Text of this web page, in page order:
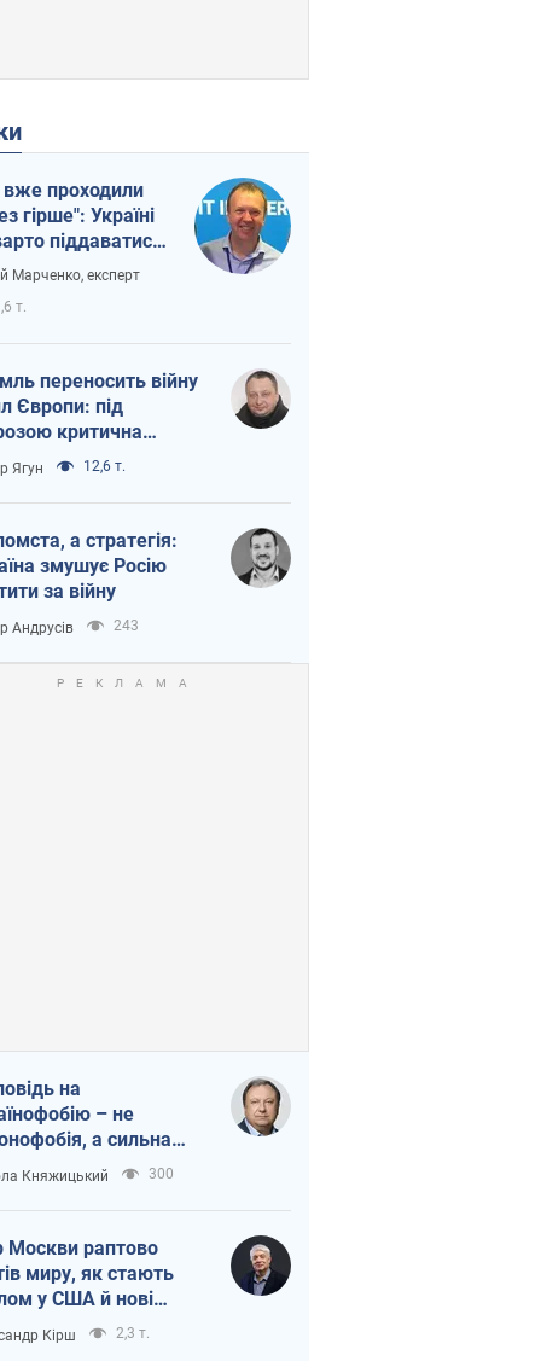
проходили
гірше": Україні
піддаватися
через
Марченко, експерт
т.
переносить війну
Європи: під
критична
Ягун 12,6 т.
а стратегія:
змушує Росію
за війну
Андрусів 243
на
– не
а сильна
держава
Княжицький 300
Москви раптово
миру, як стають
у США й нові
топ-рейтинги
Кірш 2,3 т.